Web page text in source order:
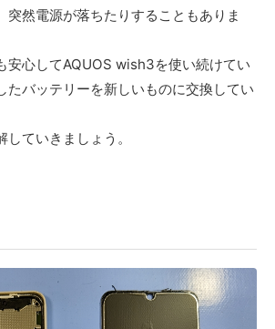
突然電源が落ちたりすることもありま
安心してAQUOS wish3を使い続けてい
たバッテリーを新しいものに交換してい
ていきましょう。